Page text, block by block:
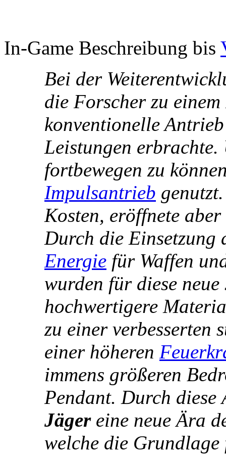
In-Game Beschreibung bis
Bei der
die Forscher zu
konventionelle
Leistungen
fortbewegen zu
Impulsantrieb
Kosten, eröffnete
Durch die Einsetzung
Energie für Waffen
wurden für diese
hochwertigere
zu einer
einer höheren
immens größeren
Pendant. Durch
Jägereine neue Ära
welche die